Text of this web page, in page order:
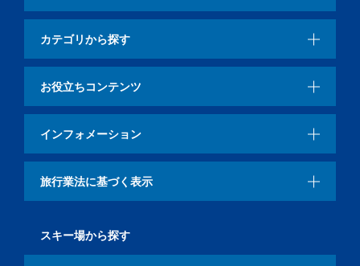
カテゴリから探す
お役立ちコンテンツ
インフォメーション
旅行業法に基づく表示
スキー場から探す